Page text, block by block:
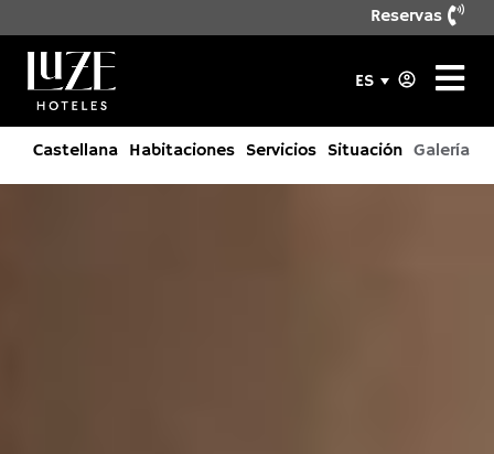
Reservas
ES
Castellana Habitaciones Servicios Situación Galería